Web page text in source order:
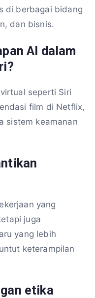
di berbagai bidang
dan bisnis.
AI dalam
seperti Siri
film di Netflix,
sistem keamanan
yang
juga
yang lebih
keterampilan
etika